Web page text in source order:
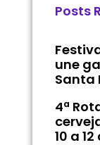
Posts
une
Santa
4ª
10 a